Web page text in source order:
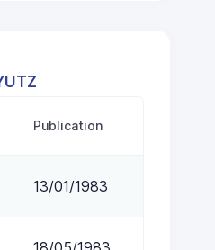
Publication
13/01/1983